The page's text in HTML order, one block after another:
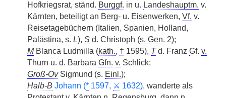
Hofkriegsrat, ständ. Burggf. in u. Landeshauptm. v.
Kärnten, beteiligt an Berg- u. Eisenwerken, Vf. v.
Reisetagebüchern (Italien, Spanien, Holland,
Palästina, s. L), S d. Christoph (s. Gen. 2);
MBlanca Ludmilla (kath., † 1595), Td. Franz Gf. v.
Thurn u. d. Barbara Gfn. v. Schlick;
Groß-OvSigmund (s. Einl.);
Halb-B Johann (* 1597, ⚔ 1632), wanderte als